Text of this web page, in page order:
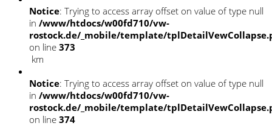
Notice: Trying to access array offset on value of type null
in /www/htdocs/w00fd710/vw-
rostock.de/_mobile/template/
on line 373
km
Notice: Trying to access array offset on value of type null
in /www/htdocs/w00fd710/vw-
rostock.de/_mobile/template/
on line 374